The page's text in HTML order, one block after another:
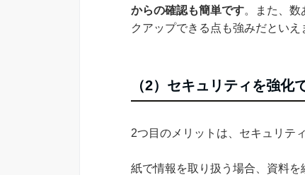
からの確認も簡単です。また、数
クアップできる点も強みだといえ
（2）セキュリティを強化
2つ目のメリットは、セキュリテ
紙で情報を取り扱う場合、資料を